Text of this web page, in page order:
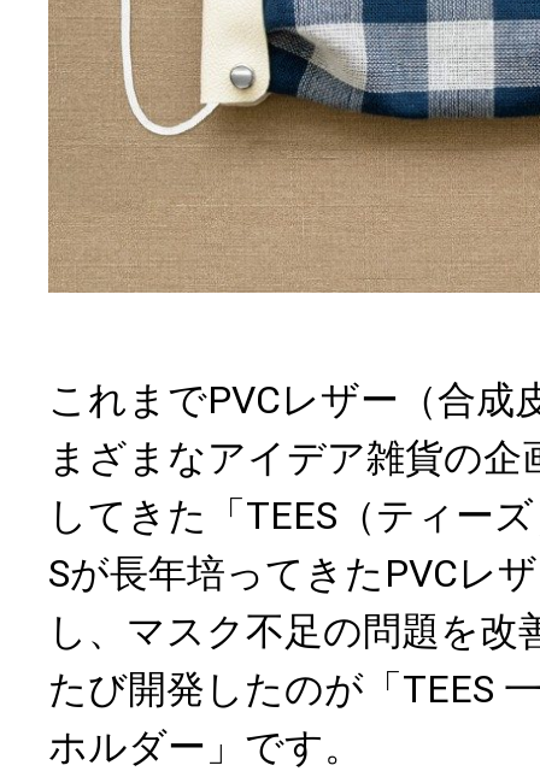
これまでPVCレザー（合成
まざまなアイデア雑貨の企
してきた「TEES（ティー
Sが長年培ってきたPVCレ
し、マスク不足の問題を改
たび開発したのが「TEES
ホルダー」です。